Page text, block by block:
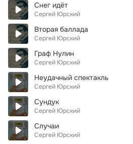
Снег идёт
Сергей Юрский
Вторая баллада
Сергей Юрский
Граф Нулин
Сергей Юрский
Неудачный спектакль
Сергей Юрский
Сундук
Сергей Юрский
Случаи
Сергей Юрский